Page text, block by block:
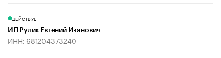
ДЕЙСТВУЕТ
ИП Рулик Евгений Иванович
ИНН: 681204373240